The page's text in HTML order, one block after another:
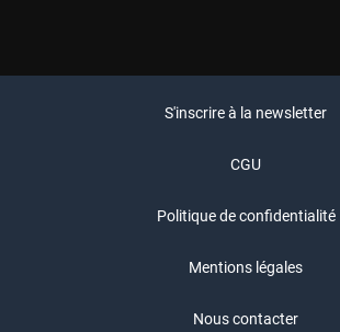
S'inscrire à la newsletter
CGU
Politique de confidentialité
Mentions légales
Nous contacter